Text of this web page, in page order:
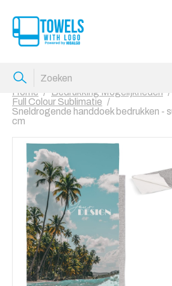
Home
Bedrukking Mogelijkheden
Full Colour Sublimatie
Sneldrogende handdoek bedrukken -
cm